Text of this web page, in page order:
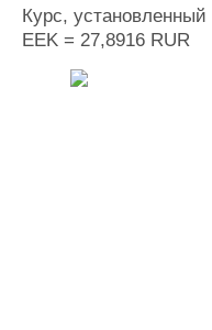
Курс,
EEK = 27,8916 RUR